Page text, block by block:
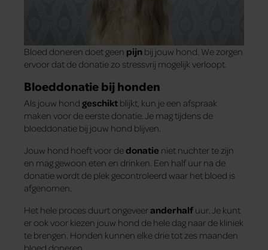
Bloed doneren doet geen pijn bij jouw hond. We zorgen
ervoor dat de donatie zo stressvrij mogelijk verloopt.
Bloeddonatie bij honden
Als jouw hond geschikt blijkt, kun je een afspraak
maken voor de eerste donatie. Je mag tijdens de
bloeddonatie bij jouw hond blijven.
Jouw hond hoeft voor dedonatie niet nuchter te zijn
en mag gewoon eten en drinken. Een half uur na de
donatie wordt de plek gecontroleerd waar het bloed is
afgenomen.
Het hele proces duurt ongeveeranderhalf uur. Je kunt
er ook voor kiezen jouw hond de hele dag naar de kliniek
te brengen. Honden kunnen elke drie tot zes maanden
bloed doneren.